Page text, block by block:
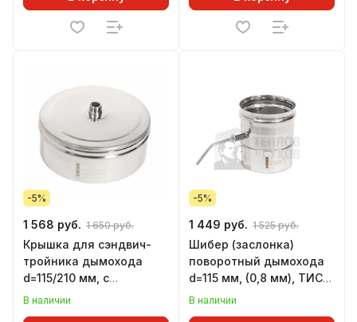
-5%
1 568 руб. 1 650 руб.
Крышка для сэндвич-
тройника дымохода
d=115/210 мм, с
конденсатоотводом,
В наличии
-5%
1 449 руб. 1 525 руб.
Шибер (заслонка)
поворотный дымохода
d=115 мм, (0,8 мм), ТИС
(304 ПРЕМИУМ)
В наличии